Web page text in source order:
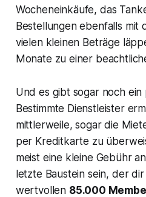
Wocheneinkäufe, das
Bestellungen ebenfalls mit
vielen kleinen Beträge
Monate zu einer
Und es gibt sogar noch ein
Bestimmte Dienstleister
mittlerweile, sogar die
per Kreditkarte zu
meist eine kleine Gebühr
letzte Baustein sein, der
wertvollen 85.000